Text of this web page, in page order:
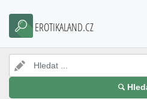
EROTIKALAND.CZ